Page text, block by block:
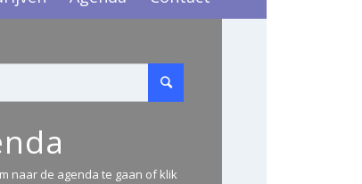
naar de agenda te gaan of klik